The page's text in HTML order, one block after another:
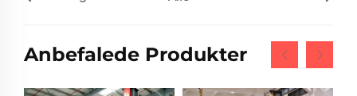
Anbefalede Produkter